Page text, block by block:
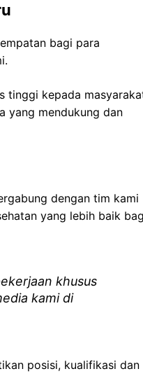
bagi para
tinggi kepada
yang mendukung dan
dengan tim kami
yang lebih baik
khusus
kami di
posisi, kualifikasi dan